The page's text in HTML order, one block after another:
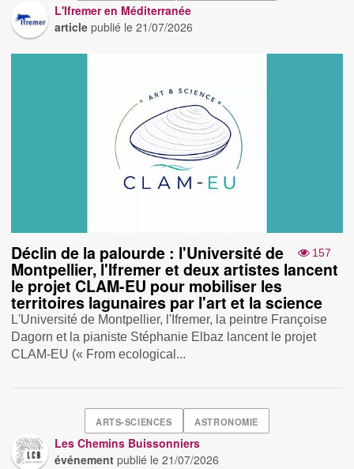
L'Ifremer en Méditerranée
article publié le21/07/2026
157
Déclin de la palourde : l'Université de
Montpellier, l'Ifremer et deux artistes lancent
le projet CLAM-EU pour mobiliser les
territoires lagunaires par l'art et la science
L'Université de Montpellier, l'Ifremer, la peintre Françoise
Dagorn et la pianiste Stéphanie Elbaz lancent le projet
CLAM-EU (« From ecological...
ARTS-SCIENCES ASTRONOMIE
Les Chemins Buissonniers
événement publié le21/07/2026